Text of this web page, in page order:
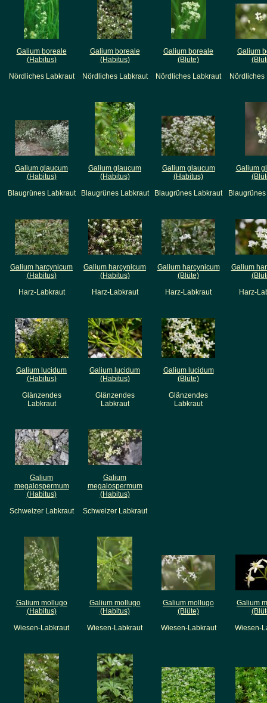
Galium boreale
(Habitus)
Nördliches Labkraut
Galium boreale
(Habitus)
Nördliches Labkraut
Galium boreale
(Blüte)
Nördliches Labkraut
Galium
Nördliches
Galium glaucum
(Habitus)
Blaugrünes Labkraut
Galium glaucum
(Habitus)
Blaugrünes Labkraut
Galium glaucum
(Habitus)
Blaugrünes Labkraut
Galium
Galium harcynicum
(Habitus)
Harz-Labkraut
Galium harcynicum
(Habitus)
Harz-Labkraut
Galium harcynicum
(Blüte)
Harz-Labkraut
Galium
Harz-
Galium lucidum
(Habitus)
Glänzendes
Labkraut
Galium lucidum
(Habitus)
Glänzendes
Labkraut
Galium lucidum
(Blüte)
Glänzendes
Labkraut
Galium
megalospermum
(Habitus)
Schweizer Labkraut
Galium
megalospermum
(Habitus)
Schweizer Labkraut
Galium mollugo
(Habitus)
Wiesen-Labkraut
Galium mollugo
(Habitus)
Wiesen-Labkraut
Galium mollugo
(Blüte)
Wiesen-Labkraut
Galium
Wiesen-